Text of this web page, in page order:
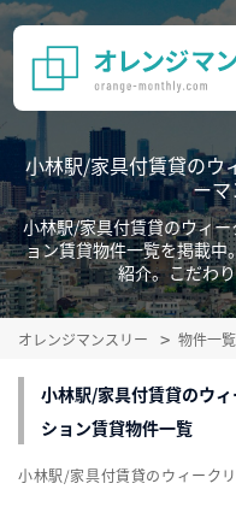
小林駅/家具付賃貸のウ
ー
小林駅/家具付賃貸のウィ
ョン賃貸物件一覧を掲載
紹介。こだわ
オレンジマンスリー 物件一覧
小林駅/家具付賃貸のウ
ション賃貸物件一覧